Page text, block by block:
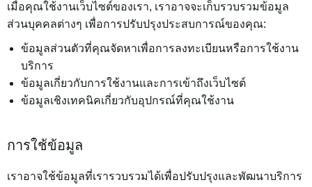
เมื่อคุณใช้งานเว็บไซต์ของเรา, เราอาจจะเก็บรวบรวมข้อมูล
ส่วนบุคคลต่างๆ เพื่อการปรับปรุงประสบการณ์ของคุณ:
ข้อมูลส่วนตัวที่คุณจัดหาเพื่อการลงทะเบียนหรือการใช้งาน
บริการ
ข้อมูลเกี่ยวกับการใช้งานและการเข้าถึงเว็บไซต์
ข้อมูลเชิงเทคนิคเกี่ยวกับอุปกรณ์ที่คุณใช้งาน
การใช้ข้อมูล
เราอาจใช้ข้อมูลที่เรารวบรวมได้เพื่อปรับปรุงและพัฒนาบริการ